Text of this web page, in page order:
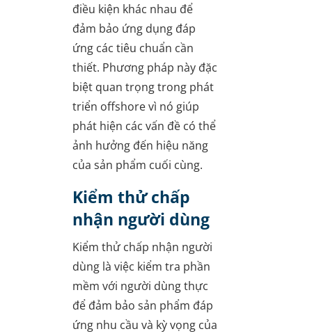
điều kiện khác nhau để
đảm bảo ứng dụng đáp
ứng các tiêu chuẩn cần
thiết. Phương pháp này đặc
biệt quan trọng trong phát
triển offshore vì nó giúp
phát hiện các vấn đề có thể
ảnh hưởng đến hiệu năng
của sản phẩm cuối cùng.
Kiểm thử chấp
nhận người dùng
Kiểm thử chấp nhận người
dùng là việc kiểm tra phần
mềm với người dùng thực
để đảm bảo sản phẩm đáp
ứng nhu cầu và kỳ vọng của